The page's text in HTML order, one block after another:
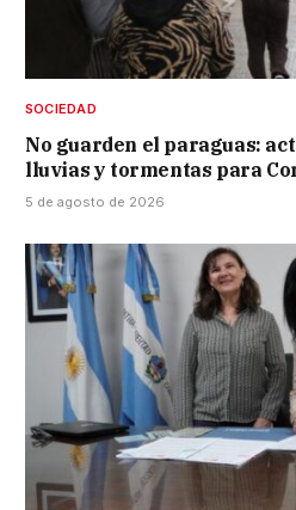
SOCIEDAD
No guarden el paraguas:
lluvias y tormentas para
5 de agosto de 2026